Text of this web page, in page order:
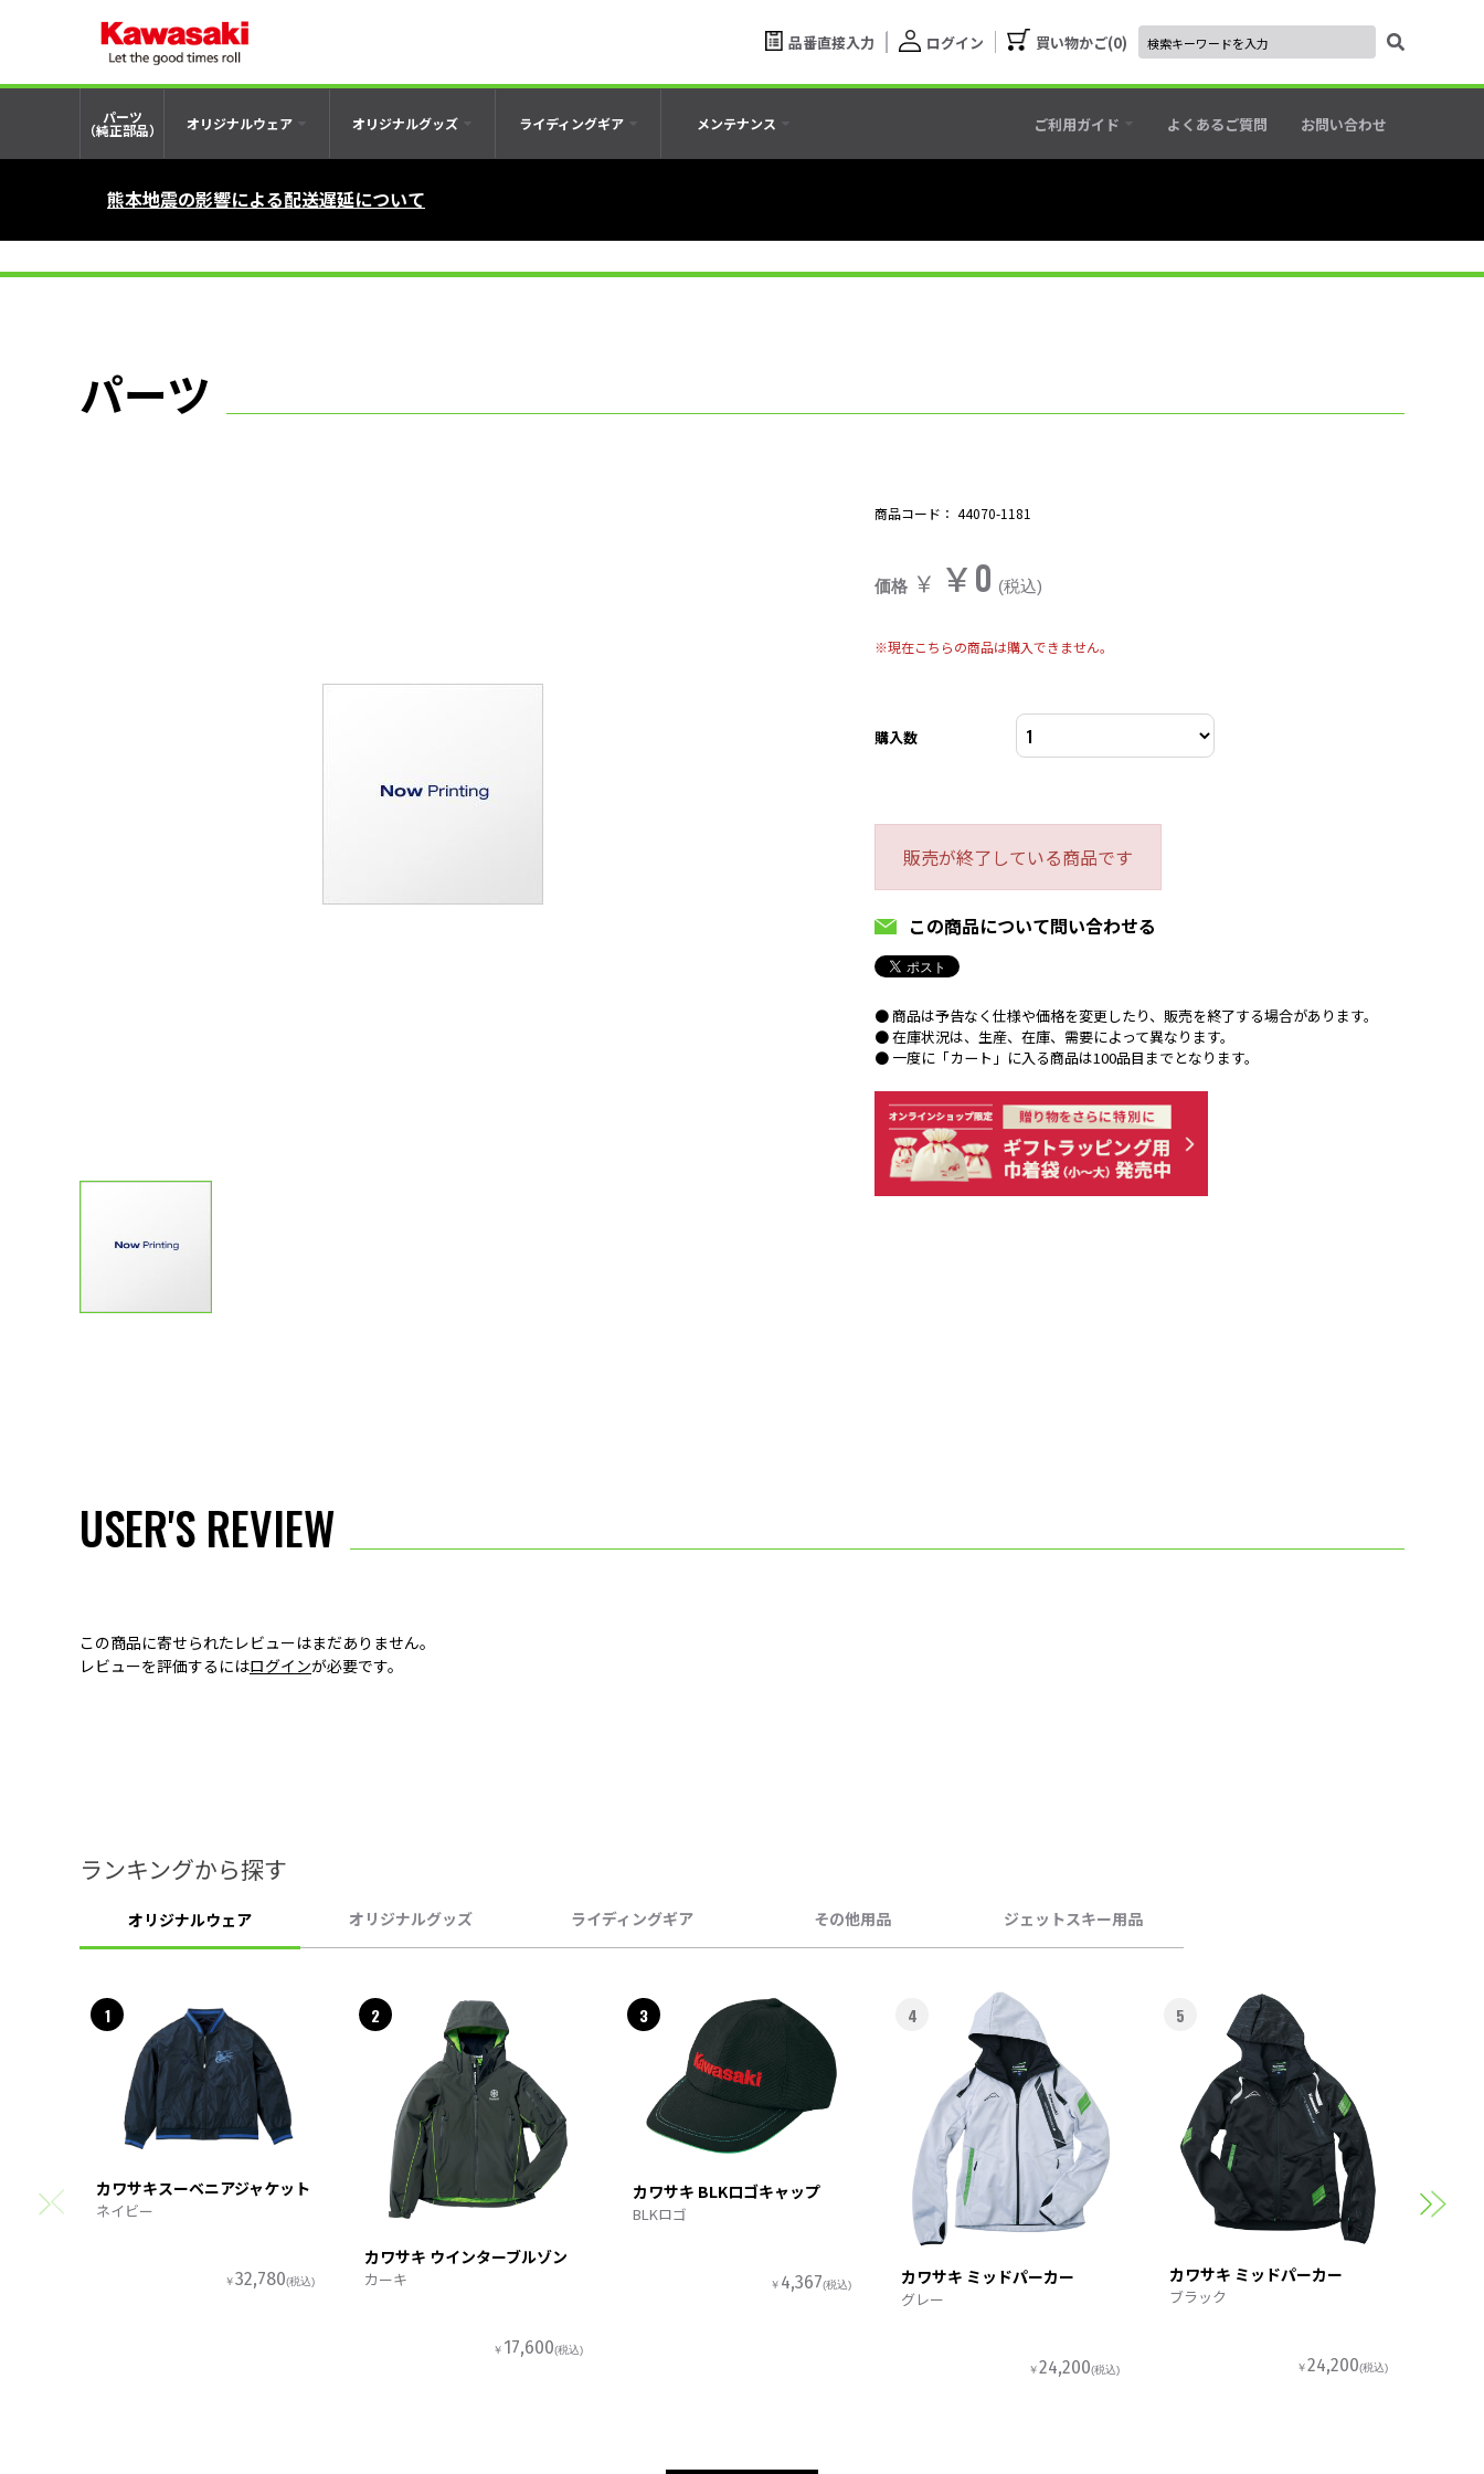
品番直接入力 ログイン 買い物かご 0
パーツ
（純正部品） オリジナルウェア オリジナルグッズ ライディングギア メンテナンス ご利用ガイド よくあるご質問 お問い合わせ
熊本地震の影響による配送遅延について
パーツ
商品コード： 44070-1181
価格 ￥ ￥0 (税込)
※現在こちらの商品は購入できません。
購入数
販売が終了している商品です
この商品について問い合わせる
● 商品は予告なく仕様や価格を変更したり、販売を終了する場合があります。
● 在庫状況は、生産、在庫、需要によって異なります。
● 一度に「カート」に入る商品は100品目までとなります。
USER'S REVIEW
この商品に寄せられたレビューはまだありません。
レビューを評価するにはログインが必要です。
ランキングから探す
オリジナルウェア オリジナルグッズ ライディングギア その他用品 ジェットスキー用品
1
カワサキスーベニアジャケット
ネイビー
￥32,780(税込)
2
カワサキ ウインターブルゾン
カーキ
￥ 17,600(税込)
3
カワサキ BLKロゴキャップ
BLKロゴ
￥ 4,367(税込)
4
カワサキ ミッドパーカー
グレー
￥24,200(税込)
5
カワサキ ミッドパーカー
ブラック
￥24,200(税込)
スポ